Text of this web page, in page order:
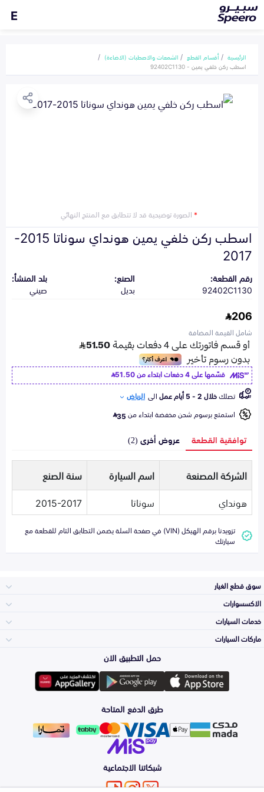
E
الرئيسية أقسام القطع
الشمعات والاصطبات (الاضاءة)
اسطب ركن خلفي يمين - 92402C1130
*الصورة توضيحية قد لا تتطابق مع المنتج النهائي
اسطب ركن خلفي يمين هونداي سوناتا 2015-
2017
رقم القطعة:
92402C1130
الصنع:
بديل
بلد المنشأ:
صيني
206
شامل القيمة المضافة
قسّمها على 4 دفعات ابتداء من
51.50
تصلكخلال 2 - 5 أيام عمل الى الرياض
استمتع برسوم شحن مخفضة ابتداء من35
توافقية القطعة عروض أخرى (2)
الشركة المصنعة اسم السيارة
سنة الصنع
هونداي
سوناتا 2015-2017
تزويدنا برقم الهيكل (VIN) في صفحة السلة يضمن التطابق التام للقطعة مع
سيارتك
سوق قطع الغيار
المكائن، القيرات
وملحقاتها
الشمعات
والاصطبات (الاضاءة)
الفرامل والأقمشة
الاكسسوارات
لوازم الرحلات
اكسسوارات العناية
الزيوت و السوائل
خدمات السيارات
الأكثر مبيعاً
التلميع والعناية
ماركات السيارات
تويوتا
هيونداي
كيا
حمل التطبيق الان
طرق الدفع المتاحة
شبكاتنا الاجتماعية